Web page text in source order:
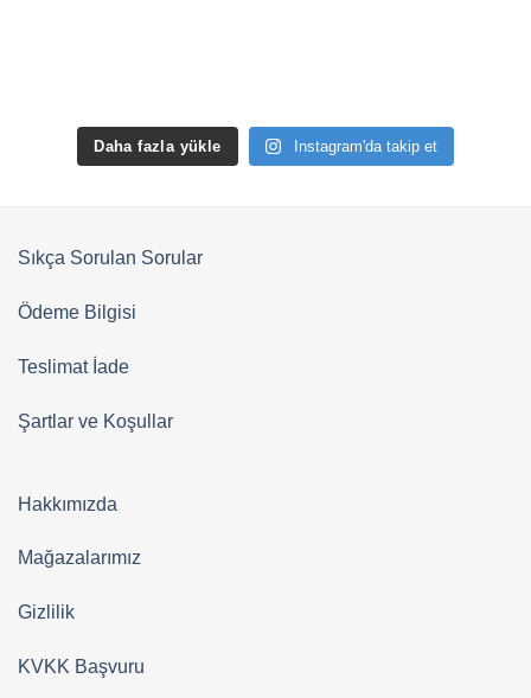
Daha fazla yükle Instagram'da takip et
Sıkça Sorulan Sorular
Ödeme Bilgisi
Teslimat İade
Şartlar ve Koşullar
Hakkımızda
Mağazalarımız
Gizlilik
KVKK Başvuru